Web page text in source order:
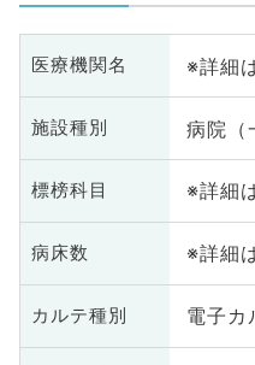
医療機関名 ※詳細
施設種別 病院（
標榜科目 ※詳細
病床数 ※詳細
カルテ種別 電子カ